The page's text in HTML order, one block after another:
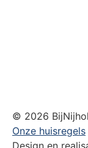
© 2026
Onze huisregels
Design en